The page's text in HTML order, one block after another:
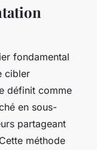
fondamental
cibler
définit comme
en sous-
partageant
méthode